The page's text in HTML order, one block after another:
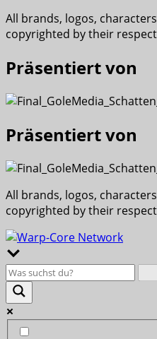
All brands, logos,
copyrighted by their
Präsentiert von
Präsentiert von
All brands, logos,
copyrighted by their